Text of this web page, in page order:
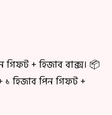
গিফট + হিজাব বাক্স। 📦
১ হিজাব পিন গিফট +